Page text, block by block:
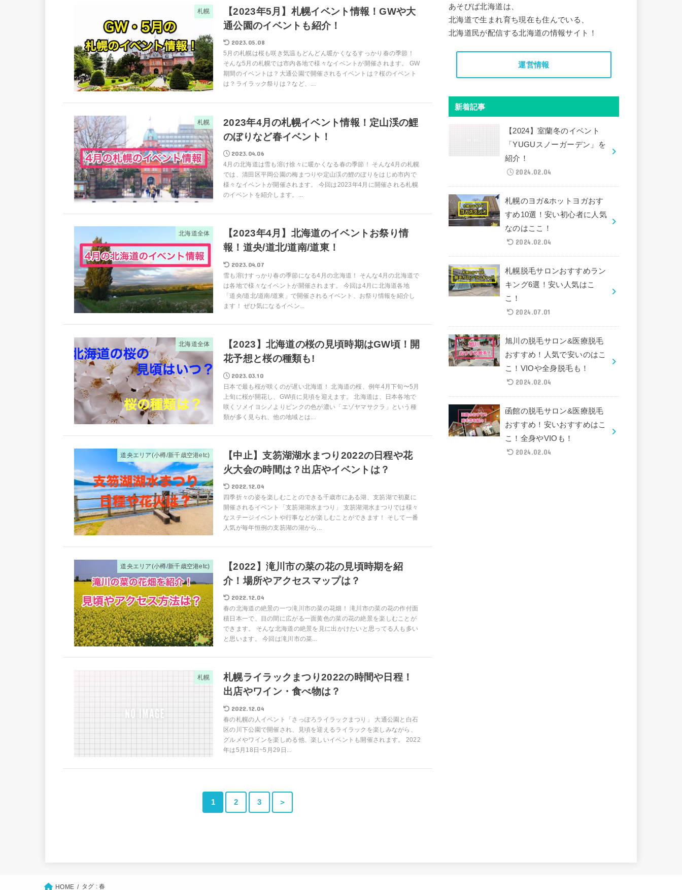
札幌
【2023年5月】札幌イベント情報！GWや大
通公園のイベントも紹介！
2023.05.08
5月の札幌は桜も咲き気温もどんどん暖かくなるすっかり春の季節！
そんな5月の札幌では市内各地で様々なイベントが開催されます。 GW
期間のイベントは？大通公園で開催されるイベントは？桜のイベント
は？ライラック祭りは？など、...
札幌
2023年4月の札幌イベント情報！定山渓の鯉
のぼりなど春イベント！
2023.04.06
4月の北海道は雪も溶け徐々に暖かくなる春の季節！ そんな4月の札幌
では、清田区平岡公園の梅まつりや定山渓の鯉のぼりをはじめ市内で
様々なイベントが開催されます。 今回は2023年4月に開催される札幌
のイベントを紹介します。...
北海道全体
【2023年4月】北海道のイベントお祭り情
報！道央/道北/道南/道東！
2023.04.07
雪も溶けすっかり春の季節になる4月の北海道！ そんな4月の北海道で
は各地で様々なイベントが開催されます。 今回は4月に北海道各地
「道央/道北/道南/道東」で開催されるイベント、お祭り情報を紹介し
ます！ ぜひ気になるイベン...
北海道全体
【2023】北海道の桜の見頃時期はGW頃！開
花予想と桜の種類も!
2023.03.10
日本で最も桜が咲くのが遅い北海道！ 北海道の桜、例年4月下旬〜5月
上旬に桜が開花し、GW頃に見頃を迎えます。 北海道は、日本各地で
咲くソメイヨシノよりピンクの色が濃い「エゾヤマサクラ」という種
類が多く見られ、他の地域とは...
道央エリア(小樽/新千歳空港etc)
【中止】支笏湖湖水まつり2022の日程や花
火大会の時間は？出店やイベントは？
2022.12.04
四季折々の姿を楽しむことのできる千歳市にある湖、支笏湖で初夏に
開催されるイベント「支笏湖湖水まつり」 支笏湖湖水まつりでは様々
なステージイベントや行事などが楽しむことができます！ そして一番
人気が毎年恒例の支笏湖の湖から...
道央エリア(小樽/新千歳空港etc)
【2022】滝川市の菜の花の見頃時期を紹
介！場所やアクセスマップは？
2022.12.04
春の北海道の絶景の一つ滝川市の菜の花畑！ 滝川市の菜の花の作付面
積日本一で、目の間に広がる一面黄色の菜の花の絶景を楽しむことが
できます。 そんな北海道の絶景を見に出かけたいと思ってる人も多い
と思います。 今回は滝川市の菜...
札幌
札幌ライラックまつり2022の時間や日程！
出店やワイン・食べ物は？
2022.12.04
春の札幌の人イベント「さっぽろライラックまつり」 大通公園と白石
区の川下公園で開催され、見頃を迎えるライラックを楽しみながら、
グルメやワインを楽しめる他、楽しいイベントも開催されます。 2022
年は5月18日~5月29日...
1 2 3 ＞
あそびば北海道は、
北海道で生まれ育ち現在も住んでいる、
北海道民が配信する北海道の情報サイト！
運営情報
新着記事
【2024】室蘭冬のイベント
「YUGUスノーガーデン」を
紹介！
2024.02.04
札幌のヨガ&ホットヨガおす
すめ10選！安い初心者に人気
なのはここ！
2024.02.04
札幌脱毛サロンおすすめラン
キング6選！安い人気はこ
こ！
2024.07.01
旭川の脱毛サロン&医療脱毛
おすすめ！人気で安いのはこ
こ！VIOや全身脱毛も！
2024.02.04
函館の脱毛サロン&医療脱毛
おすすめ！安いおすすめはこ
こ！全身やVIOも！
2024.02.04
HOME タグ : 春